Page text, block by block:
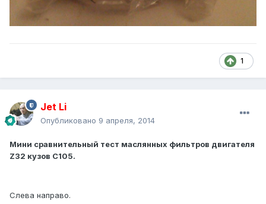
1
Jet Li
Опубликовано 9 апреля, 2014
Мини сравнительный тест маслянных фильтров двигателя
Z32 кузов С105.
Слева направо.